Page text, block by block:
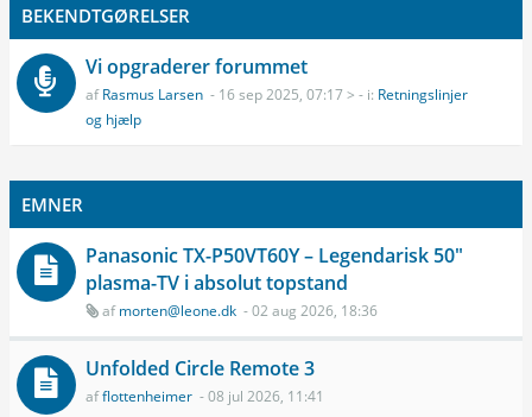
BEKENDTGØRELSER
Vi opgraderer forummet
afRasmus Larsen - 16 sep 2025, 07:17 > - i: Retningslinjer
og hjælp
EMNER
Panasonic TX-P50VT60Y – Legendarisk 50"
plasma-TV i absolut topstand
afmorten@leone.dk - 02 aug 2026, 18:36
Unfolded Circle Remote 3
afflottenheimer - 08 jul 2026, 11:41